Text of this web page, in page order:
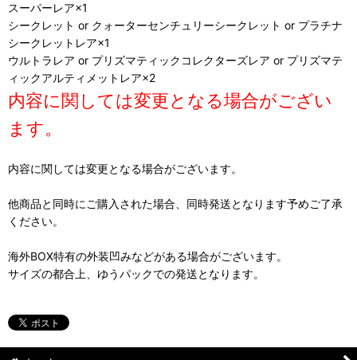
スーパーレア×1
シークレット or クォーターセンチュリーシークレット or プラチナ
シークレットレア×1
ウルトラレア or プリズマティックコレクターズレア or プリズマテ
ィックアルティメットレア×2
内容に関しては変更となる場合がござい
ます。
内容に関しては変更となる場合がございます。
他商品と同時にご購入された場合、同時発送となります予めご了承
ください。
海外BOX特有の外装凹みなどがある場合がございます。
サイズの都合上、ゆうパックでの発送となります。